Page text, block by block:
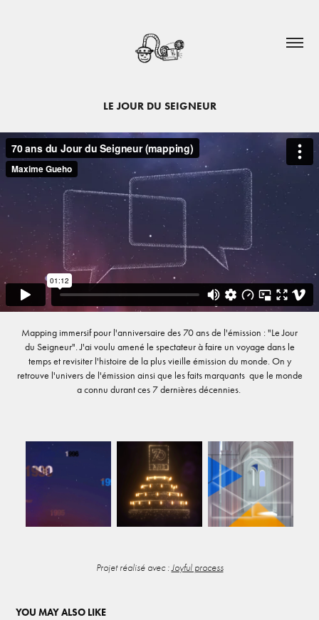
LE JOUR DU SEIGNEUR
Mapping immersif pour l'anniversaire des 70 ans de l'émission : "Le Jour
du Seigneur". J'ai voulu amené le spectateur à faire un voyage dans le
temps et revisiter l'histoire de la plus vieille émission du monde. On y
retrouve l'univers de l'émission ainsi que les faits marquants que le monde
a connu durant ces 7 dernières décennies.
Projet réalisé avec :Joyful process
YOU MAY ALSO LIKE